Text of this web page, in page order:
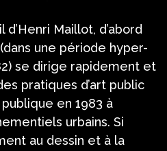
d’Henri Maillot, d’abord
une période hyper-
se dirige rapidement et
pratiques d’art public
en 1983 à
urbains. Si
au dessin et à la